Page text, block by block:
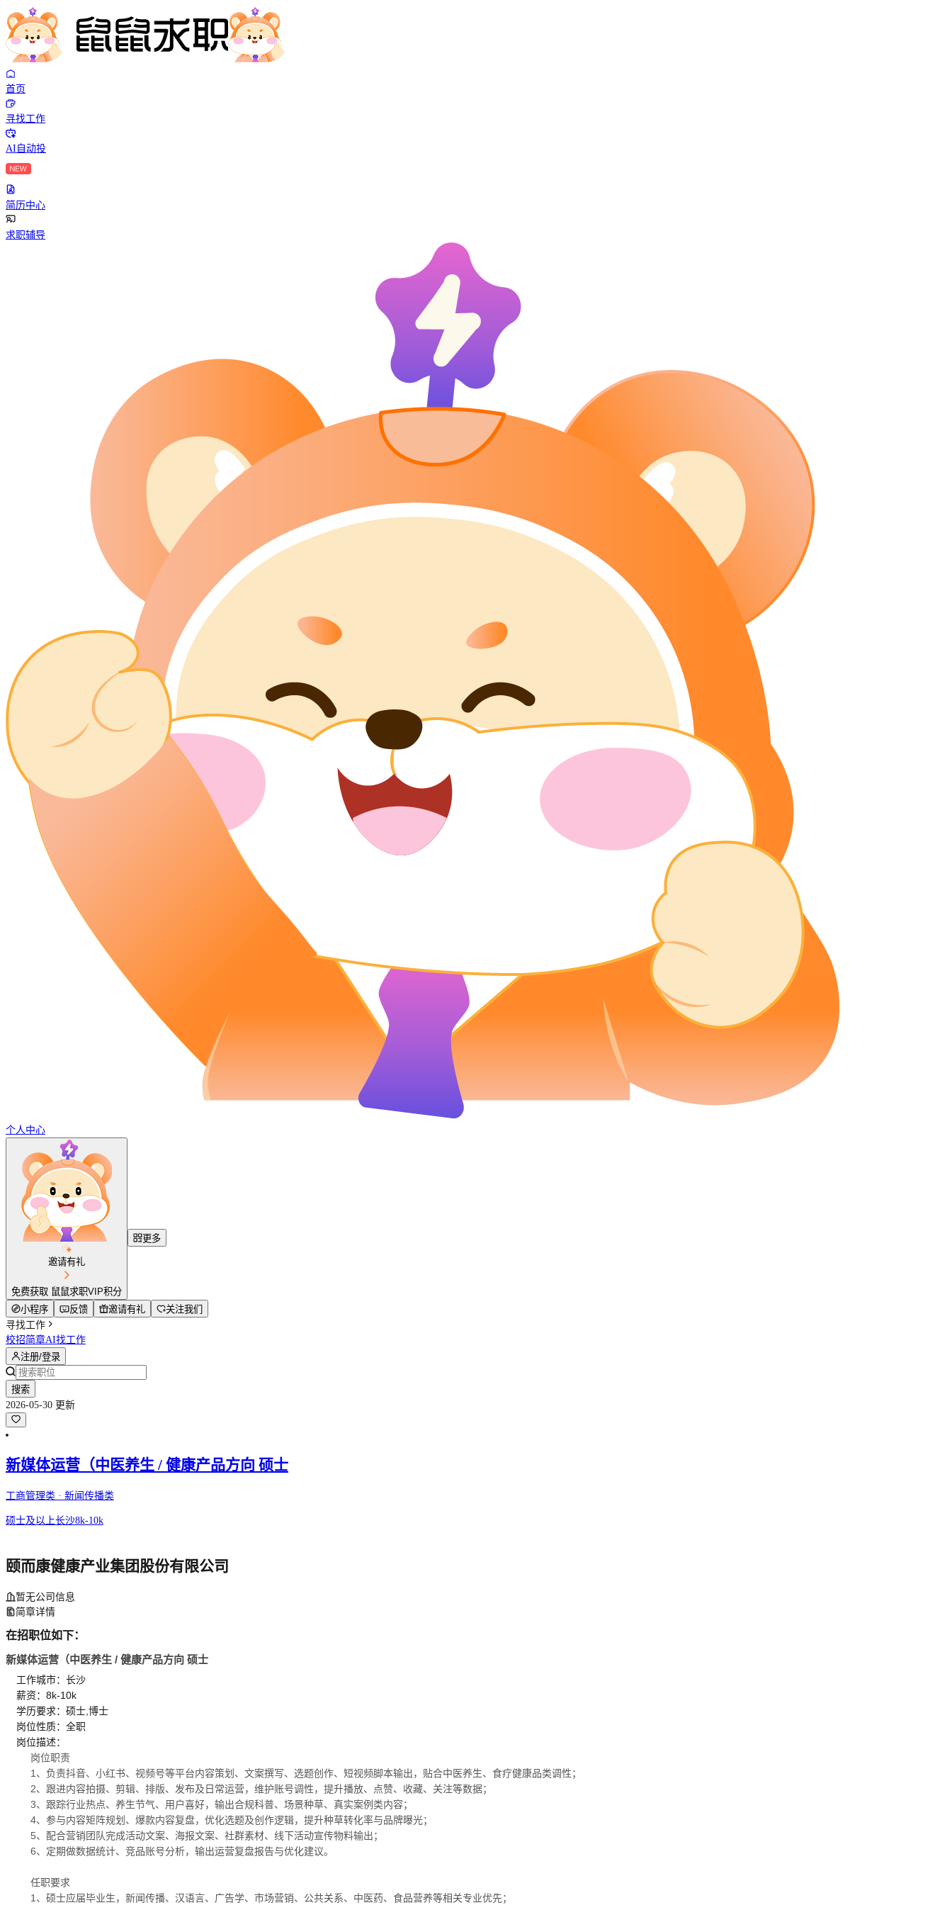
首页
寻找工作
AI自动投
简历中心
求职辅导
个人中心
邀请有礼
免费获取 鼠鼠求职VIP积分
更多
小程序 反馈 邀请有礼
关注我们
寻找工作
校招简章AI找工作
注册/登录
搜索
2026-05-30 更新
新媒体运营（中医养生 / 健康产品方向 硕士
工商管理类 · 新闻传播类
硕士及以上长沙8k-10k
颐而康健康产业集团股份有限公司
暂无公司信息
简章详情
在招职位如下：
新媒体运营（中医养生 / 健康产品方向 硕士
工作城市：长沙
薪资：8k-10k
学历要求：硕士,博士
岗位性质：全职
岗位描述：
岗位职责
1、负责抖音、小红书、视频号等平台内容策划、文案撰写、选题创作、短视频脚本输出，贴合中医养生、食疗健康品类调性；
2、跟进内容拍摄、剪辑、排版、发布及日常运营，维护账号调性，提升播放、点赞、收藏、关注等数据；
3、跟踪行业热点、养生节气、用户喜好，输出合规科普、场景种草、真实案例类内容；
4、参与内容矩阵规划、爆款内容复盘，优化选题及创作逻辑，提升种草转化率与品牌曝光；
5、配合营销团队完成活动文案、海报文案、社群素材、线下活动宣传物料输出；
6、定期做数据统计、竞品账号分析，输出运营复盘报告与优化建议。
任职要求
1、硕士应届毕业生，新闻传播、汉语言、广告学、市场营销、公共关系、中医药、食品营养等相关专业优先；